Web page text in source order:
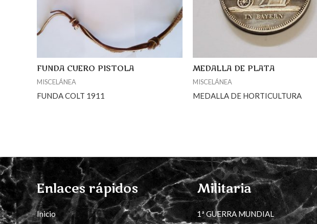
FUNDA CUERO PISTOLA
MISCELÁNEA
FUNDA COLT 1911
MEDALLA DE PLATA
MISCELÁNEA
MEDALLA DE HORTICULTURA
Enlaces rápidos
Inicio
Militaria
1ª GUERRA MUNDIAL